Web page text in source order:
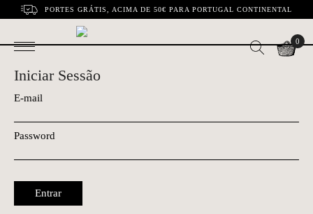
PORTES GRÁTIS, ACIMA DE 50€ PARA PORTUGAL CONTINENTAL
0
Iniciar Sessão
E-mail
Password
Entrar